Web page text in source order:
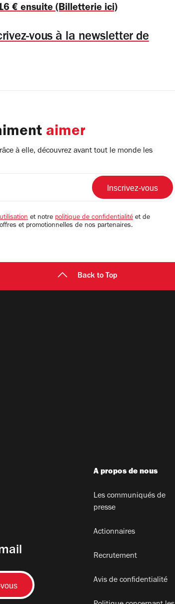
€ ensuite (Billetterie ici)
vous à la newsletter de
aimer
à elle, découvrez avant tout le monde les
et notre politique de confidentialité et de
et promotionnelles de nos partenaires.
Back to Top
A propos de nous
Les communiqués de
presse
Actionnaires
Recrutement
Avis de confidentialité